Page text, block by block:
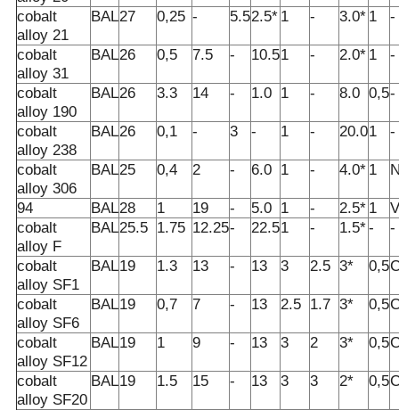
cobalt
alloy 21
BAL27 0,25 - 5.52.5* 1 - 3.0* 1 -
cobalt
alloy 31
BAL26 0,5 7.5 - 10.51 - 2.0* 1 -
cobalt
alloy 190
BAL26 3.3 14 - 1.0 1 - 8.0 0,5-
cobalt
alloy 238
BAL26 0,1 - 3 - 1 - 20.01 -
cobalt
alloy 306
BAL25 0,4 2 - 6.0 1 - 4.0* 1
94 BAL28 1 19 - 5.0 1 - 2.5* 1
cobalt
alloy F
BAL25.5 1.75 12.25- 22.51 - 1.5*- -
cobalt
alloy SF1
BAL19 1.3 13 - 13 3 2.5 3* 0,5
cobalt
alloy SF6
BAL19 0,7 7 - 13 2.5 1.7 3* 0,5
cobalt
alloy SF12
BAL19 1 9 - 13 3 2 3* 0,5
cobalt
alloy SF20
BAL19 1.5 15 - 13 3 3 2* 0,5